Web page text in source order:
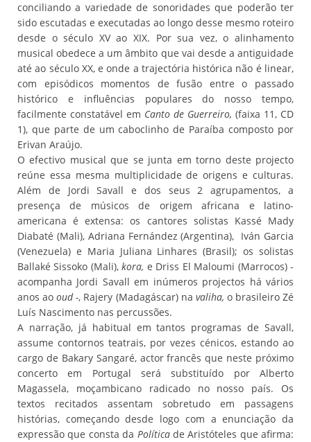
conciliando a variedade de sonoridades que poderão ter
sido escutadas e executadas ao longo desse mesmo roteiro
desde o século XV ao XIX. Por sua vez, o alinhamento
musical obedece a um âmbito que vai desde a antiguidade
até ao século XX, e onde a trajectória histórica não é linear,
com episódicos momentos de fusão entre o passado
histórico e influências populares do nosso tempo,
facilmente constatável em Canto de Guerreiro, (faixa 11, CD
1), que parte de um caboclinho de Paraíba composto por
Erivan Araújo.
O efectivo musical que se junta em torno deste projecto
reúne essa mesma multiplicidade de origens e culturas.
Além de Jordi Savall e dos seus 2 agrupamentos, a
presença de músicos de origem africana e latino-
americana é extensa: os cantores solistas Kassé Mady
Diabaté (Mali), Adriana Fernández (Argentina), Iván Garcia
(Venezuela) e Maria Juliana Linhares (Brasil); os solistas
Ballaké Sissoko (Mali),kora, e Driss El Maloumi (Marrocos) -
acompanha Jordi Savall em inúmeros projectos há vários
anos aooud -, Rajery (Madagáscar) na valiha, o brasileiro Zé
Luís Nascimento nas percussões.
A narração, já habitual em tantos programas de Savall,
assume contornos teatrais, por vezes cénicos, estando ao
cargo de Bakary Sangaré, actor francês que neste próximo
concerto em Portugal será substituído por Alberto
Magassela, moçambicano radicado no nosso país. Os
textos recitados assentam sobretudo em passagens
histórias, começando desde logo com a enunciação da
expressão que consta da Política de Aristóteles que afirma: